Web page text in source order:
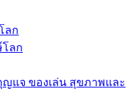
ลก
โลก
กุญแจ ของเล่น สุขภาพและ